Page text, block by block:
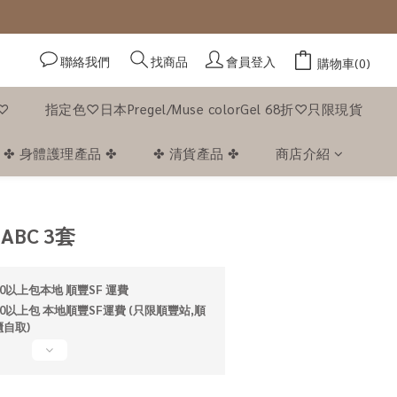
聯絡我們 找商品 會員登入 購物車(0)
指定色♡日本Pregel/Muse colorGel 68折♡只限現貨
✤ 身體護理產品 ✤ ✤ 清貨產品 ✤ 商店介紹
3套
上包本地 順豐SF 運費
以上包 本地順豐SF運費 (只限順豐站,順
自取)